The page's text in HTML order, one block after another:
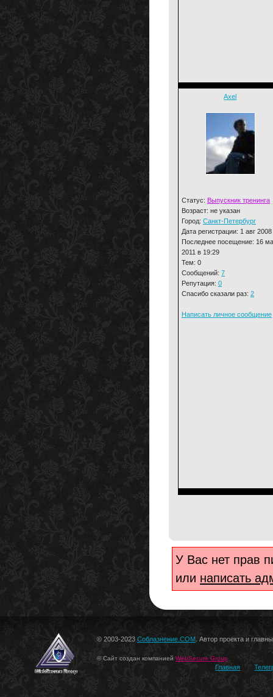
Axel
Статус: Выпускник тренинга
Возраст: не указан
Город: Санкт-Петербург
Дата регистрации: 1 авг 2008
Последнее посещение: 16
2011 в 19:29
Тем: 0
Сообщений: 7
Репутация: 0
Спасибо сказали раз: 2
Написать личное сообщение
У Вас нет прав
или написать
© 2003-2023 Соблазнение.COM . Автор проекта и
© Сайт создан компанией WebSecure Group
Главная